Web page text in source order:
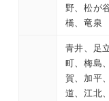
野、松が
橋、竜泉
青井、足
町、梅島
賀、加平
道、江北